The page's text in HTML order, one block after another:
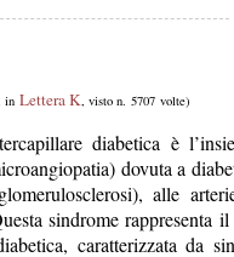
in Lettera K, visto n. 5707 volte)
diabetica è
dovuta a
alle
sindrome rappresenta
caratterizzata da